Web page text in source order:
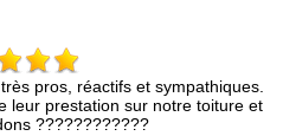
Très bon conseil, disponibilité,
partie du travail fourni.Nous